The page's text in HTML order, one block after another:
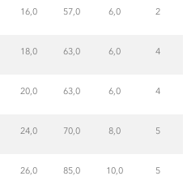
16,0 57,0 6,0 2
18,0 63,0 6,0 4
20,0 63,0 6,0 4
24,0 70,0 8,0 5
26,0 85,0 10,0 5